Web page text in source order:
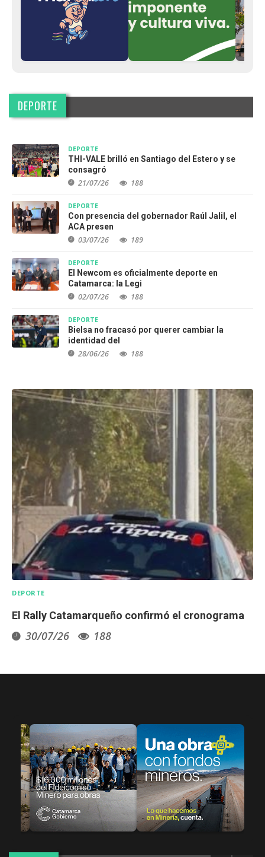
DEPORTE
DEPORTE
THI-VALE brilló en Santiago del Estero y se
consagró
21/07/26 188
DEPORTE
Con presencia del gobernador Raúl Jalil, el
ACA presen
03/07/26 189
DEPORTE
El Newcom es oficialmente deporte en
Catamarca: la Legi
02/07/26 188
DEPORTE
Bielsa no fracasó por querer cambiar la
identidad del
28/06/26 188
DEPORTE
El Rally Catamarqueño confirmó el cronograma
oficial de la 4.ª fecha en
30/07/26 188